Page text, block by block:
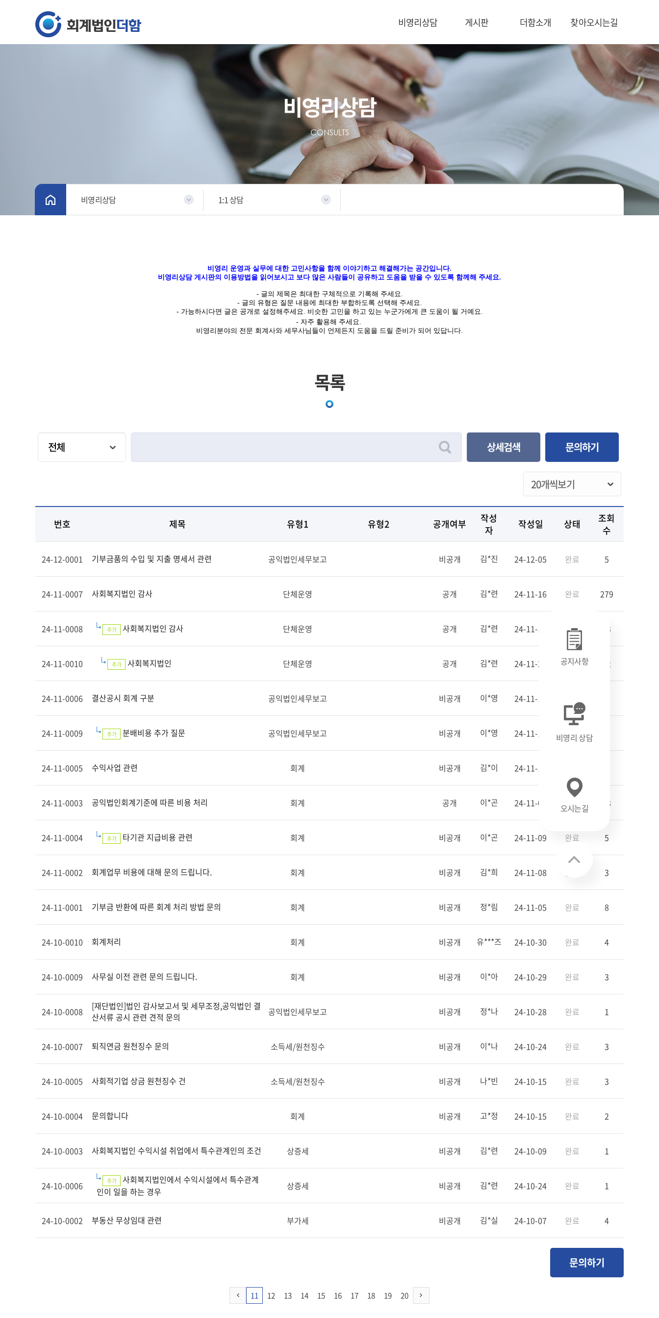
비영리상담 게시판 더함소개 찾아오시는길
비영리상담
CONSULTS
비영리상담 1:1 상담
비영리 운영과 실무에 대한 고민사항을 함께 이야기하고 해결해가는 공간입니다.
비영리상담 게시판의 이용방법을 읽어보시고 보다 많은 사람들이 공유하고 도움을 받을 수 있도록 함께해 주세요.
- 글의 제목은 최대한 구체적 으로 기록해 주세요.
- 글의 유형은 질문 내용에 최대한 부합하도록 선택해 주세요.
- 가능하시다면 글은 공개 로 설정해주세요. 비슷한 고민을 하고 있는 누군가에게 큰 도움이 될 거예요.
- 자주 활용해 주세요.
비영리분야의 전문 회계사와 세무사님들이 언제든지 도움을 드릴 준비가 되어 있답니다.
목록
상세검색 문의하기
번호 제목 유형1 유형2 공개여부
작성
자
작성일 상태
조회
수
24-12-0001 기부금품의 수입 및 지출 명세서 관련 공익법인세무보고 비공개 김*진 24-12-05 완료 5
24-11-0007 사회복지법인 감사 단체운영 공개 김*련 24-11-16 완료 279
24-11-0008 추가 사회복지법인 감사 단체운영 공개 김*련 24-11-18 완료 33
24-11-0010 추가 사회복지법인 단체운영 공개 김*련 24-11-27 완료 22
24-11-0006 결산공시 회계 구분 공익법인세무보고 비공개 이*영 24-11-13
24-11-0009 추가 분배비용 추가 질문 공익법인세무보고 비공개 이*영 24-11-19 완료
24-11-0005 수익사업 관련 회계 비공개 김*이 24-11-11
24-11-0003 공익법인회계기준에 따른 비용 처리 회계 공개 이*곤 24-11-08 완료 58
24-11-0004 추가 타기관 지급비용 관련 회계 비공개 이*곤 24-11-09 완료 5
24-11-0002 회계업무 비용에 대해 문의 드립니다. 회계 비공개 김*희 24-11-08 3
24-11-0001 기부금 반환에 따른 회계 처리 방법 문의 회계 비공개 정*림 24-11-05 완료 8
24-10-0010 회계처리 회계 비공개 유***즈 24-10-30 완료 4
24-10-0009 사무실 이전 관련 문의 드립니다. 회계 비공개 이*아 24-10-29 완료 3
24-10-0008
[재단법인]법인 감사보고서 및 세무조정,공익법인 결
산서류 공시 관련 견적 문의
공익법인세무보고 비공개 정*나 24-10-28 완료 1
24-10-0007 퇴직연금 원천징수 문의 소득세/원천징수 비공개 이*나 24-10-24 완료 3
24-10-0005 사회적기업 상금 원천징수 건 소득세/원천징수 비공개 나*빈 24-10-15 완료 3
24-10-0004 문의합니다 회계 비공개 고*정 24-10-15 완료 2
24-10-0003 사회복지법인 수익시설 취업에서 특수관계인의 조건 상증세 비공개 김*련 24-10-09 완료 1
24-10-0006 추가
사회복지법인에서 수익시설에서 특수관계
인이 일을 하는 경우
상증세 비공개 김*련 24-10-24 완료 1
24-10-0002 부동산 무상임대 관련 부가세 비공개 김*실 24-10-07 완료 4
문의하기
11 12 13 14 15 16 17 18 19 20
공지사항
비영리 상담
오시는길